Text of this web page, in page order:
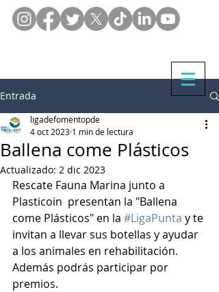
Entrada
Ballena come Plásticos
ligadefomentopde
4 oct 2023 1 min de lectura
Actualizado: 2 dic 2023
Rescate Fauna Marina junto a
Plasticoin  presentan la "Ballena
come Plásticos" en la #LigaPunta y te
invitan a llevar sus botellas y ayudar
a los animales en rehabilitación.
Además podrás participar por
premios.